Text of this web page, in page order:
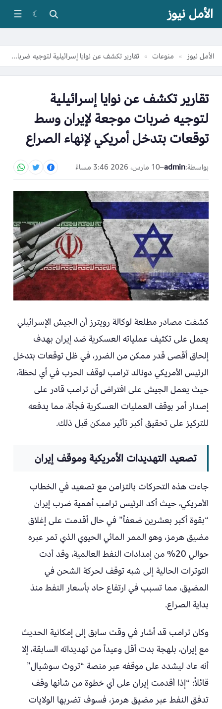
الأمل نيوز ☾
☰
الأمل نيوز » منوعات » تقارير تكشف عن نوايا إسرائيلية لتوجيه ضربات موجعة لإيران وسط توقعات بتدخل أمريكي لإنهاء الصراع
تقارير تكشف عن نوايا إسرائيلية
لتوجيه ضربات موجعة لإيران وسط
توقعات بتدخل أمريكي لإنهاء الصراع
بواسطة:admin
–10 مارس، 2026 3:46 مساءً
كشفت مصادر مطلعة لوكالة رويترز أن الجيش الإسرائيلي
يعمل على تكثيف عملياته العسكرية ضد إيران بهدف
إلحاق أقصى قدر ممكن من الضرر، في ظل توقعات بتدخل
الرئيس الأمريكي دونالد ترامب لوقف الحرب في أي لحظة،
حيث يعمل الجيش على افتراض أن ترامب قادر على
إصدار أمر بوقف العمليات العسكرية فجأة، مما يدفعه
للتركيز على تحقيق أكبر تأثير ممكن قبل ذلك.
تصعيد التهديدات الأمريكية وموقف إيران
جاءت هذه التحركات بالتزامن مع تصعيد في الخطاب
الأمريكي، حيث أكد الرئيس ترامب أهمية ضرب إيران
“بقوة أكبر بعشرين ضعفاً” في حال أقدمت على إغلاق
مضيق هرمز، وهو الممر المائي الحيوي الذي تمر عبره
حوالي 20% من إمدادات النفط العالمية، وقد أدت
التوترات الحالية إلى شبه توقف لحركة الشحن في
المضيق، مما تسبب في ارتفاع حاد بأسعار النفط منذ
بداية الصراع.
وكان ترامب قد أشار في وقت سابق إلى إمكانية الحديث
مع إيران، بلهجة بدت أقل وعيداً من تهديداته السابقة، إلا
أنه عاد ليشدد على موقفه عبر منصة “تروث سوشيال”
قائلاً: “إذا أقدمت إيران على أي خطوة من شأنها وقف
تدفق النفط عبر مضيق هرمز، فسوف تضربها الولايات